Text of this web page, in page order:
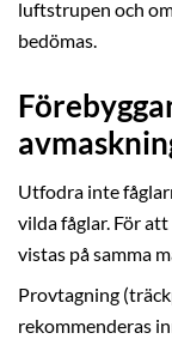
luftstrupen och
bedömas.
Utfodra inte
vilda fåglar. För
vistas på samma
Provtagning
rekommenderas